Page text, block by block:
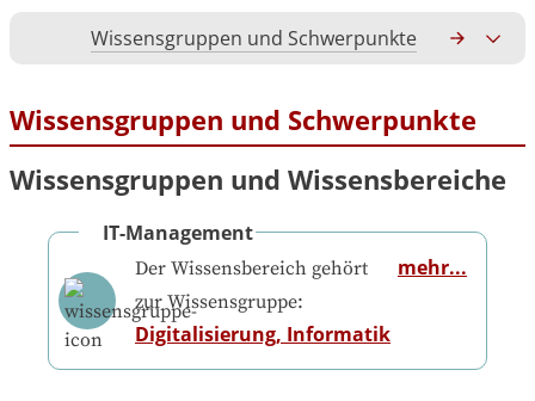
Wissensgruppen und Schwerpunkte
Wissensgruppen und Schwerpunkte
Wissensgruppen und Wissensbereiche
IT-Management
Der Wissensbereich gehört
zur Wissensgruppe:
Digitalisierung, Informatik
mehr...